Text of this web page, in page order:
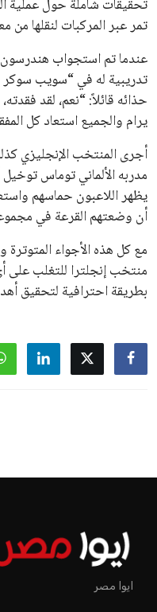
عمر إبراهيم منذ 18 أيام
يبدو أن السويسري جياني
الجمعية العمومية. مما يعزز
اسم يوازن موقف إنفانتينو،
يعتمد إنفانتينو على قاعدة
بما في ذلك الاتحاد الأفريقي
اتحادات أمريكا الجنوبية
القرارات التي اتخذها في